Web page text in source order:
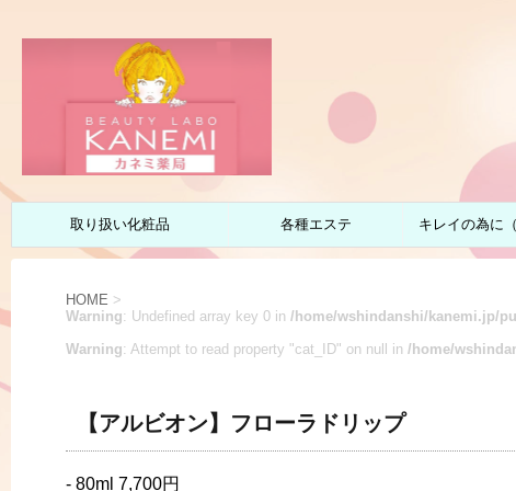
取り扱い化粧品 各種エステ キレイの為に（
HOME >
Warning: Undefined array key 0 in /home/wshindanshi/kanemi.jp/
Warning: Attempt to read property "cat_ID" on null in /home/
【アルビオン】フローラドリップ
- 80ml 7,700円